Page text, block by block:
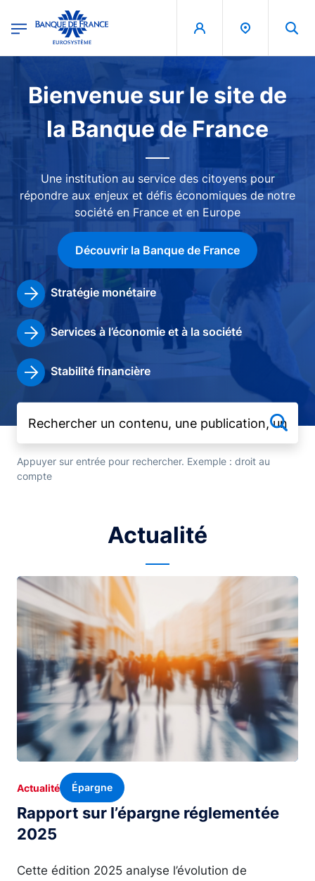
Banque de France - Menu Principal
Bienvenue sur le site de
la Banque de France
Une institution au service des citoyens pour
répondre aux enjeux et défis économiques de notre
société en France et en Europe
Découvrir la Banque de France
Stratégie monétaire
Services à l’économie et à la société
Stabilité financière
Appuyer sur entrée pour rechercher. Exemple : droit au
compte
Actualité
Image
Rapport sur l’épargne réglementée
2025
Actualité Épargne
Cette édition 2025 analyse l’évolution de